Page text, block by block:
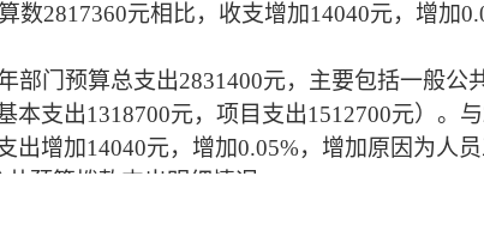
数2817360元相比， 收支增加14040元， 增加
部门预算总支出2831400元，主要包括一般公
本支出1318700元，项目支出1512700元）。 与
出增加14040元， 增加0.05%， 增加原因为人员
共预算拨款支出明细情况